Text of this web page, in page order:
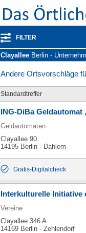
FILTER
Clayallee Berlin - Unternehmen
Andere Ortsvorschläge
Standardtreffer
ING-DiBa Geldautomat
Geldautomaten
Clayallee 90
14195 Berlin - Dahlem
Gratis-Digitalcheck
Interkulturelle Initiative
Vereine
Clayallee 346 A
14169 Berlin - Zehlendorf